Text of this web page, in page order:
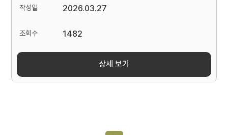
2026.03.27
1482
상세 보기